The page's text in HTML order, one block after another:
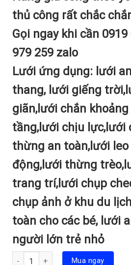
thủ công rất chắc
Gọi ngay khi cần
979 259 zalo
Lưới ứng dụng: lưới
thang, lưới giếng
giãn,lưới chắn
tầng,lưới chịu lực,lưới
thừng an toàn,lưới
động,lưới thừng
trang trí,lưới chụp
chụp ảnh ở khu du
toàn cho các bé, lưới
người lớn trẻ nhỏ
Số lượng Mua ngay